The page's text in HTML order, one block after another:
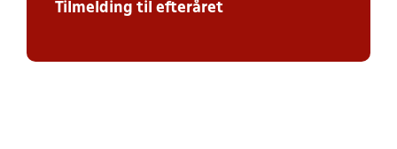
Tilmelding til efteråret